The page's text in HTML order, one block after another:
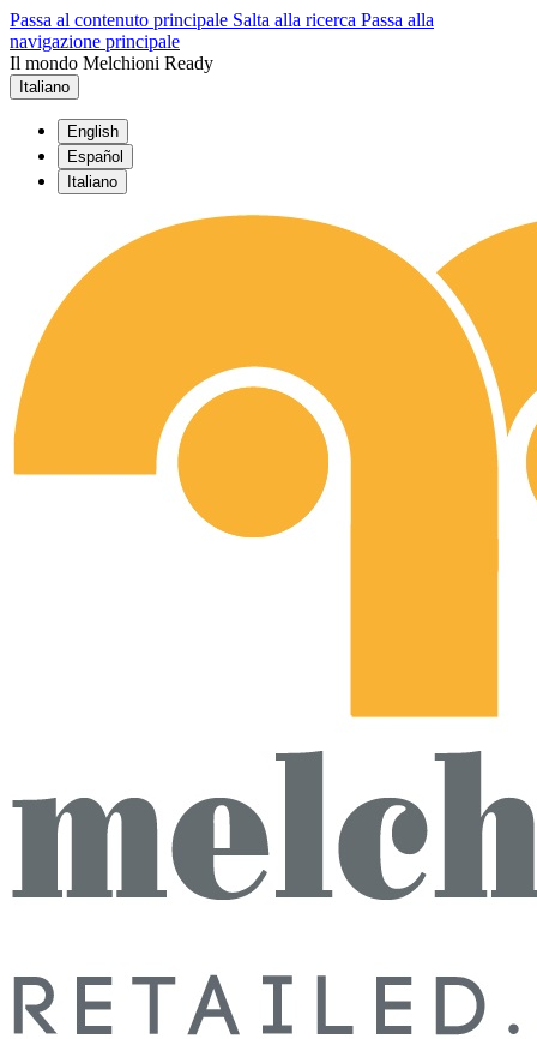
Passa al contenuto principale Salta alla ricerca Passa alla
navigazione principale
Il mondo Melchioni Ready
Italiano
English
Español
Italiano